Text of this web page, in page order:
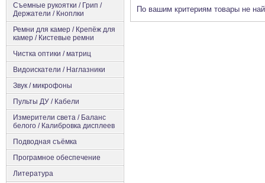
Съемные рукоятки / Грип /
Держатели / Кноплки
Ремни для камер / Крепёж для
камер / Кистевые ремни
Чистка оптики / матриц
Видоискатели / Наглазники
Звук / микрофоны
Пульты ДУ / Кабели
Измерители света / Баланс
белого / Калибровка дисплеев
Подводная съёмка
Програмное обеспечение
Литература
По вашим критериям товары не